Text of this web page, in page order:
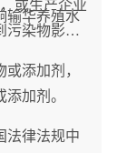
输华养殖水
或生产企业
污染物影
添加剂，
加剂。
法律法规中